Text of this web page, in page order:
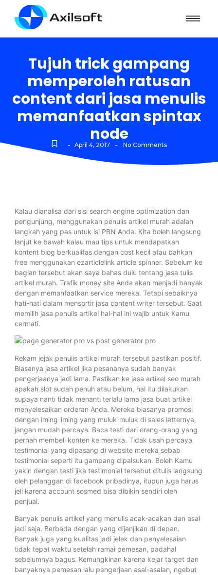
Tujuh trick gampang
memperoleh ratusan
content dari jasa menulis
memanfaatkan spintax
node
- April 4, 2017 - No Comments
Kalau dianalisa dari sisi search engine optimization dan
pengunjung, menggunakan penulis artikel murah adalah
langkah yang pas untuk isi PBN Anda. Kita boleh langsung
lanjut ke bawah kalau mau tips untuk mendapatkan
kontent blog berkualitas dengan cost kecil atau bahkan
free menggunakan ezarticlelink article spinner. Sebelum ke
bagian tersebut akan saya bahas dulu tentang jasa tulis
artikel murah. Trafik money site Anda akan menjadi banyak
dengan memanfaatkan service mereka. Tetapi sebaiknya
hati-hati dalam mensortir jasa content writer tersebut. Saat
memilih jasa penulis artikel hal-hal ini wajib untuk Kamu
cermati.
Rekam jejak penulis artikel murah tersebut pastikan positif.
Biasanya jasa artikel jika pesananya sudah banyak
pengerjaanya jadi lama. Pastikan ke jasa artikel seo murah
apakah slot sudah penuh atau belum, hal itu dilakukan
supaya nanti tidak menanti terlalu lama jasa buat artikel
menyelesaikan orderan Anda. Mereka biasanya promosi
dengan iming-iming yang muluk-muluk di sales letternya,
jangan mudah percaya. Baca testi dari orang-orang yang
pernah membeli konten ke mereka. Tidak usah percaya
testimonial yang dipasang di website mereka sebab
testimonial seperti itu gampang dipalsukan. Boleh Kamu
yakin dengan testi jika testimonial tersebut ditulis langsung
oleh pelanggan di facebook pribadinya, itupun juga harus
jeli karena account sosmed bisa dibikin sendiri oleh
penjual.
Banyak penulis artikel yang menulis acak-acakan dan asal
jadi saja. Berbeda dengan yang dijanjikan di depan.
Banyak juga yang kualitas jadi jelek dan penyelesaian
tidak tepat waktu setelah ramai pemesan, padahal
sebelumnya bagus. Kemungkinan karena kejar target dan
banyaknya pemesan lalu pengerjaan asal-asalan, ngebut